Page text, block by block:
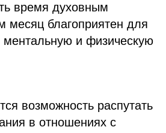
время духовным
месяц благоприятен для
ментальную и физическую
возможность распутать
в отношениях с